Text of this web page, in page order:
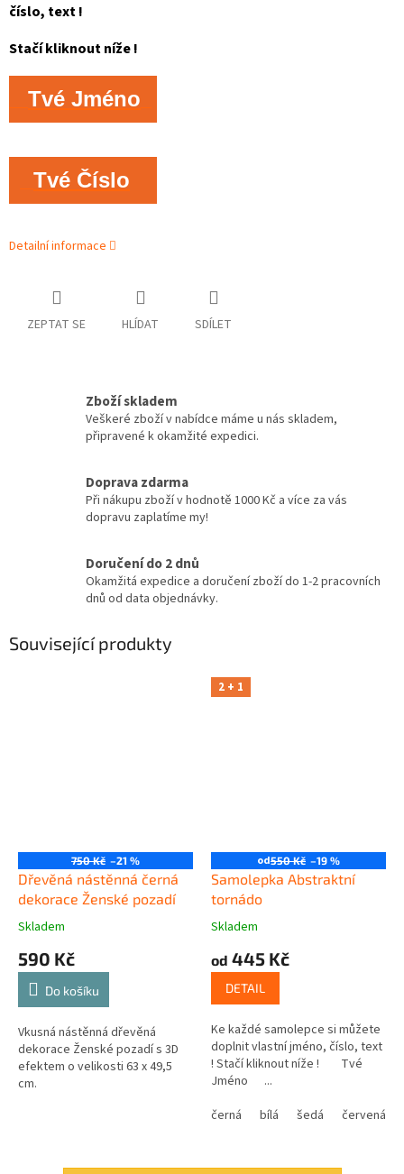
číslo, text !
Stačí kliknout níže !
Tvé Jméno
Tvé Číslo
Detailní informace
ZEPTAT SE HLÍDAT SDÍLET
Zboží skladem
Veškeré zboží v nabídce máme u nás skladem,
připravené k okamžité expedici.
Doprava zdarma
Při nákupu zboží v hodnotě 1000 Kč a více za vás
dopravu zaplatíme my!
Doručení do 2 dnů
Okamžitá expedice a doručení zboží do 1-2 pracovních
dnů od data objednávky.
Související produkty
750 Kč –21 %
Dřevěná nástěnná černá
dekorace Ženské pozadí
Skladem
590 Kč
Do košíku
Vkusná nástěnná dřevěná
dekorace Ženské pozadí s 3D
efektem o velikosti 63 x 49,5
cm.
2 + 1
od550 Kč –19 %
Samolepka Abstraktní
tornádo
Skladem
od 445 Kč
DETAIL
Ke každé samolepce si můžete
doplnit vlastní jméno, číslo, text
! Stačí kliknout níže ! Tvé
Jméno ...
černá
bílá šedá červená